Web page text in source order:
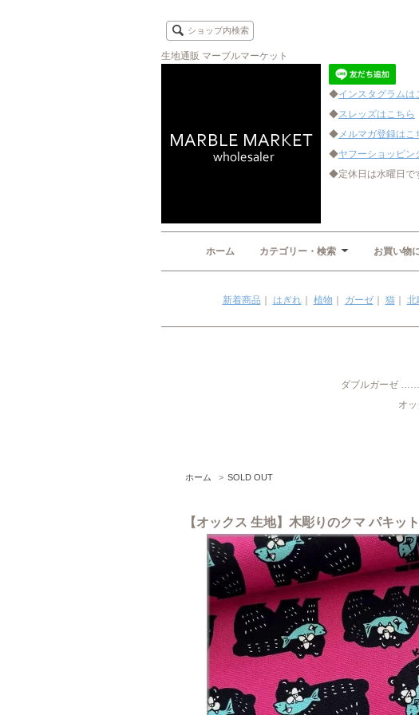
ショップ内検索
生地通販 マーブルマーケット
◆インスタグラムは
◆スレッズはこちら
◆メルマガ登録はこ
◆ヤフーショッピン
◆定休日は水曜日で
ホーム カテゴリー・検索 お買い物
新着商品 はぎれ｜ 植物 ガーゼ｜ 猫｜ 北
ダブルガーゼ
オ
ホーム > SOLD OUT
【オックス 生地】木彫りのクマ パキ